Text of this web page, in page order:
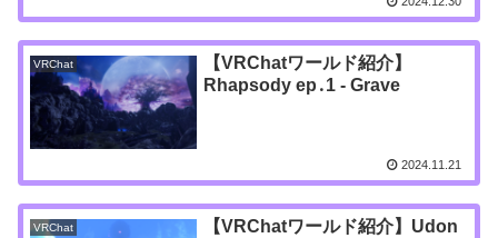
VRChat
【VRChatワールド紹介】
Rhapsody ep․1 - Grave
2024.11.21
VRChat
【VRChatワールド紹介】Udon